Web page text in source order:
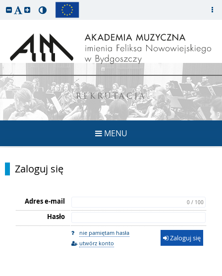
REKRUTACJA
MENU
Zaloguj się
Adres e-mail 0 / 100
Hasło
nie pamiętam hasła
utwórz konto
Zaloguj się